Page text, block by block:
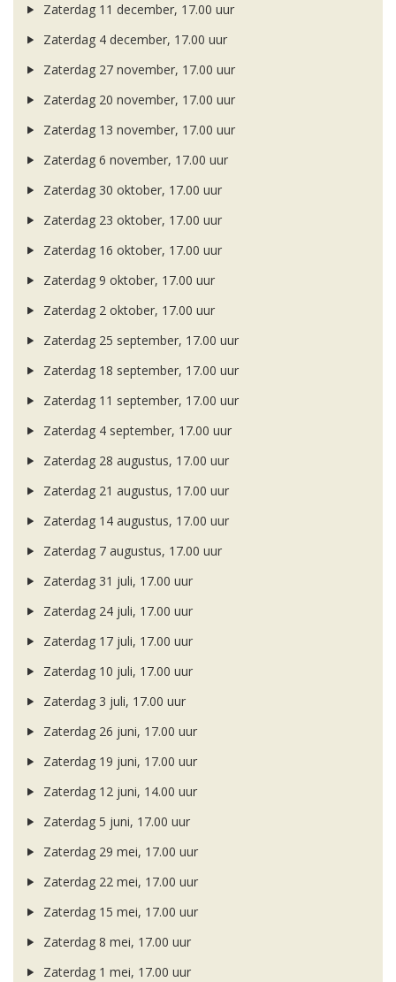
Zaterdag 11 december, 17.00 uur
Zaterdag 4 december, 17.00 uur
Zaterdag 27 november, 17.00 uur
Zaterdag 20 november, 17.00 uur
Zaterdag 13 november, 17.00 uur
Zaterdag 6 november, 17.00 uur
Zaterdag 30 oktober, 17.00 uur
Zaterdag 23 oktober, 17.00 uur
Zaterdag 16 oktober, 17.00 uur
Zaterdag 9 oktober, 17.00 uur
Zaterdag 2 oktober, 17.00 uur
Zaterdag 25 september, 17.00 uur
Zaterdag 18 september, 17.00 uur
Zaterdag 11 september, 17.00 uur
Zaterdag 4 september, 17.00 uur
Zaterdag 28 augustus, 17.00 uur
Zaterdag 21 augustus, 17.00 uur
Zaterdag 14 augustus, 17.00 uur
Zaterdag 7 augustus, 17.00 uur
Zaterdag 31 juli, 17.00 uur
Zaterdag 24 juli, 17.00 uur
Zaterdag 17 juli, 17.00 uur
Zaterdag 10 juli, 17.00 uur
Zaterdag 3 juli, 17.00 uur
Zaterdag 26 juni, 17.00 uur
Zaterdag 19 juni, 17.00 uur
Zaterdag 12 juni, 14.00 uur
Zaterdag 5 juni, 17.00 uur
Zaterdag 29 mei, 17.00 uur
Zaterdag 22 mei, 17.00 uur
Zaterdag 15 mei, 17.00 uur
Zaterdag 8 mei, 17.00 uur
Zaterdag 1 mei, 17.00 uur